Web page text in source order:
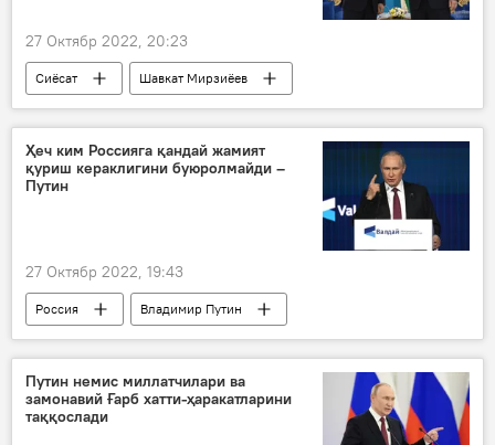
27 Октябр 2022, 20:23
Сиёсат
Шавкат Мирзиёев
Қасим-Жомарт Тоқаев
Ҳеч ким Россияга қандай жамият
қуриш кераклигини буюролмайди –
Путин
27 Октябр 2022, 19:43
Россия Владимир Путин
Путин немис миллатчилари ва
замонавий Ғарб хатти-ҳаракатларини
таққослади